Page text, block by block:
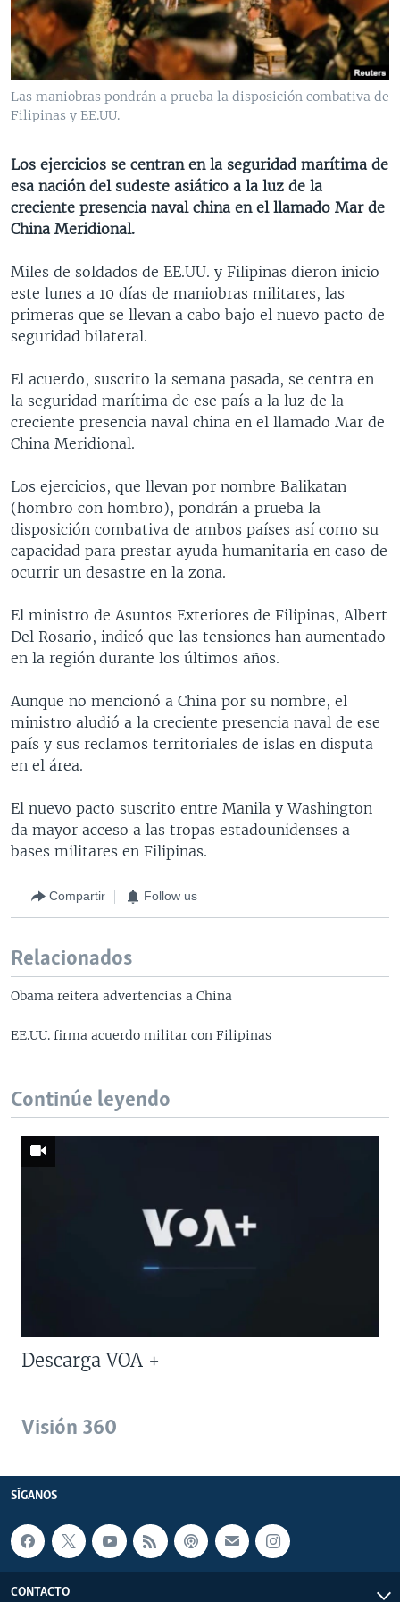
VENEZUELA
BRASIL
NICARAGUA
ECONOMÍA
ENTRETENIMIENTO Y CULTURA
TECNOLOGÍA
DEPORTES
MULTIMEDIA
VIDEOS
FOTOGRAFÍA
AUDIOS
PROGRAMAS TV
EL MUNDO AL DÍA
FORO INTERAMERICANO
LAS CLAVES
PANORAMA
RADIO
AVANCE INFORMATIVO
BUENOS DÍAS AMÉRICA
ESTADOS UNIDOS AL DÍA
FORO [RADIO]
NOTA ECONÓMICA
DIRECT
Learning English
Idiomas
Las maniobras pondrán a prueba la disposición combativa de
Filipinas y EE.UU.
Los ejercicios se centran en la seguridad marítima de
esa nación del sudeste asiático a la luz de la
creciente presencia naval china en el llamado Mar de
China Meridional.
Miles de soldados de EE.UU. y Filipinas dieron inicio
este lunes a 10 días de maniobras militares, las
primeras que se llevan a cabo bajo el nuevo pacto de
seguridad bilateral.
El acuerdo, suscrito la semana pasada, se centra en
la seguridad marítima de ese país a la luz de la
creciente presencia naval china en el llamado Mar de
China Meridional.
Los ejercicios, que llevan por nombre Balikatan
(hombro con hombro), pondrán a prueba la
disposición combativa de ambos países así como su
capacidad para prestar ayuda humanitaria en caso de
ocurrir un desastre en la zona.
El ministro de Asuntos Exteriores de Filipinas, Albert
Del Rosario, indicó que las tensiones han aumentado
en la región durante los últimos años.
Aunque no mencionó a China por su nombre, el
ministro aludió a la creciente presencia naval de ese
país y sus reclamos territoriales de islas en disputa
en el área.
El nuevo pacto suscrito entre Manila y Washington
da mayor acceso a las tropas estadounidenses a
bases militares en Filipinas.
Compartir Follow us
Relacionados
Obama reitera advertencias a China
EE.UU. firma acuerdo militar con Filipinas
Continúe leyendo
Descarga VOA +
Visión 360
SÍGANOS
CONTACTO